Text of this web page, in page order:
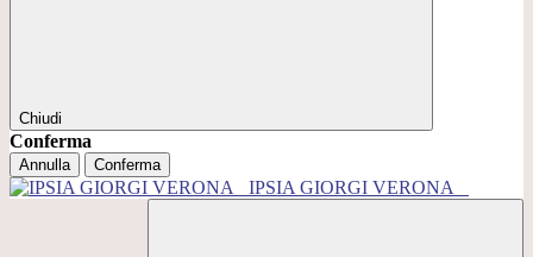
Chiudi
Conferma
Annulla Conferma
IPSIA GIORGI VERONA